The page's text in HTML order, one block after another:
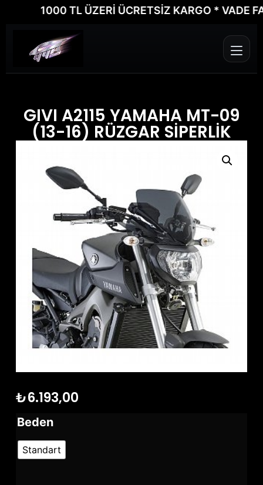
1000 TL ÜZERİ ÜCRETSİZ KARGO * VADE
GIVI A2115 YAMAHA MT-09
(13-16) RÜZGAR SİPERLİK
₺6.193,00
Beden
Standart